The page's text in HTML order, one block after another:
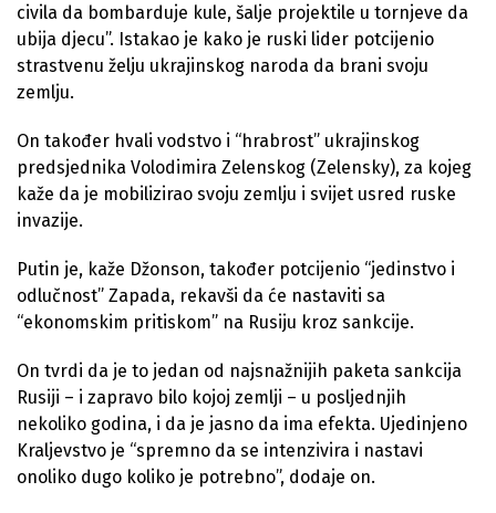
civila da bombarduje kule, šalje projektile u tornjeve da
ubija djecu”. Istakao je kako je ruski lider potcijenio
strastvenu želju ukrajinskog naroda da brani svoju
zemlju.
On također hvali vodstvo i “hrabrost” ukrajinskog
predsjednika Volodimira Zelenskog (Zelensky), za kojeg
kaže da je mobilizirao svoju zemlju i svijet usred ruske
invazije.
Putin je, kaže Džonson, također potcijenio “jedinstvo i
odlučnost” Zapada, rekavši da će nastaviti sa
“ekonomskim pritiskom” na Rusiju kroz sankcije.
On tvrdi da je to jedan od najsnažnijih paketa sankcija
Rusiji – i zapravo bilo kojoj zemlji – u posljednjih
nekoliko godina, i da je jasno da ima efekta. Ujedinjeno
Kraljevstvo je “spremno da se intenzivira i nastavi
onoliko dugo koliko je potrebno”, dodaje on.